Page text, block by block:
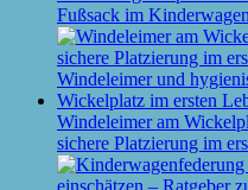
Fußsack im
Windeleimer am
sichere Platzierung im